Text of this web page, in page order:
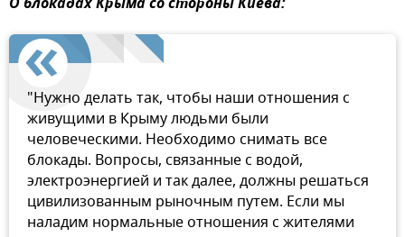
"Нужно делать так, чтобы наши отношения с
живущими в Крыму людьми были
человеческими. Необходимо снимать все
блокады. Вопросы, связанные с водой,
электроэнергией и так далее, должны решаться
цивилизованным рыночным путем. Если мы
наладим нормальные отношения с жителями